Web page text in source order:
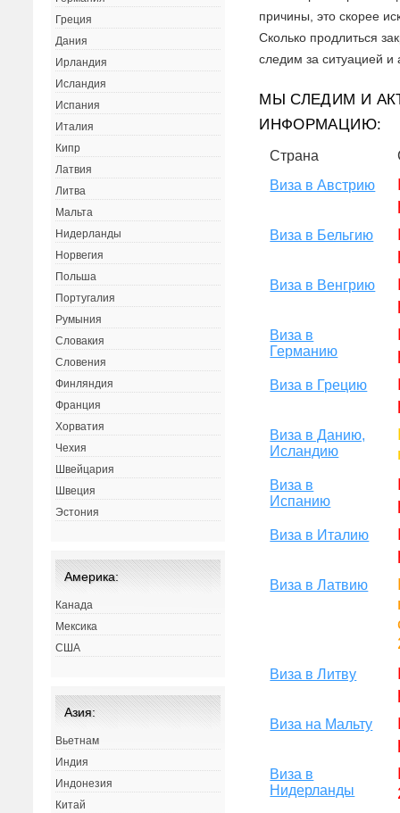
причины, это скорее
Сколько продлиться
следим за ситуацией
МЫ СЛЕДИМ И
ИНФОРМАЦИЮ:
Страна
Виза в Австрию
Виза в Бельгию
Виза в Венгрию
Виза в
Германию
Виза в Грецию
Виза в Данию,
Исландию
Виза в
Испанию
Виза в Италию
Виза в Латвию
Виза в Литву
Виза на Мальту
Виза в
Нидерланды
Греция
Дания
Ирландия
Исландия
Испания
Италия
Кипр
Латвия
Литва
Мальта
Нидерланды
Норвегия
Польша
Португалия
Румыния
Словакия
Словения
Финляндия
Франция
Хорватия
Чехия
Швейцария
Швеция
Эстония
Америка:
Канада
Мексика
США
Азия:
Вьетнам
Индия
Индонезия
Китай